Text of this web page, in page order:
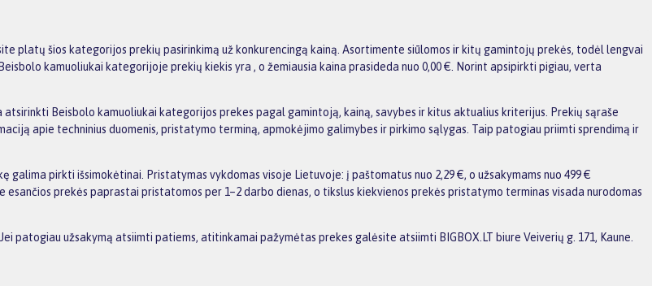
platų šios kategorijos prekių pasirinkimą už konkurencingą kainą. Asortimente siūlomos ir kitų gamintojų prekės, todėl lengvai
kamuoliukai kategorijoje prekių kiekis yra , o žemiausia kaina prasideda nuo 0,00 €. Norint apsipirkti pigiau, verta
Beisbolo kamuoliukai kategorijos prekes pagal gamintoją, kainą, savybes ir kitus aktualius kriterijus. Prekių sąraše
apie techninius duomenis, pristatymo terminą, apmokėjimo galimybes ir pirkimo sąlygas. Taip patogiau priimti sprendimą ir
galima pirkti išsimokėtinai. Pristatymas vykdomas visoje Lietuvoje: į paštomatus nuo 2,29 €, o užsakymams nuo 499 €
prekės paprastai pristatomos per 1–2 darbo dienas, o tikslus kiekvienos prekės pristatymo terminas visada nurodomas
užsakymą atsiimti patiems, atitinkamai pažymėtas prekes galėsite atsiimti BIGBOX.LT biure Veiverių g. 171, Kaune.